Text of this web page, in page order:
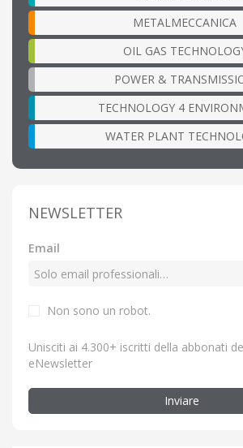
METALMECCANICA
OIL GAS
POWER &
TECHNOLOGY 4
WATER PLANT
NEWSLETTER
Email
Non sono un robot.
Unisciti ai 4.300+ iscritti della abbonati
eNewsletter
Inviare